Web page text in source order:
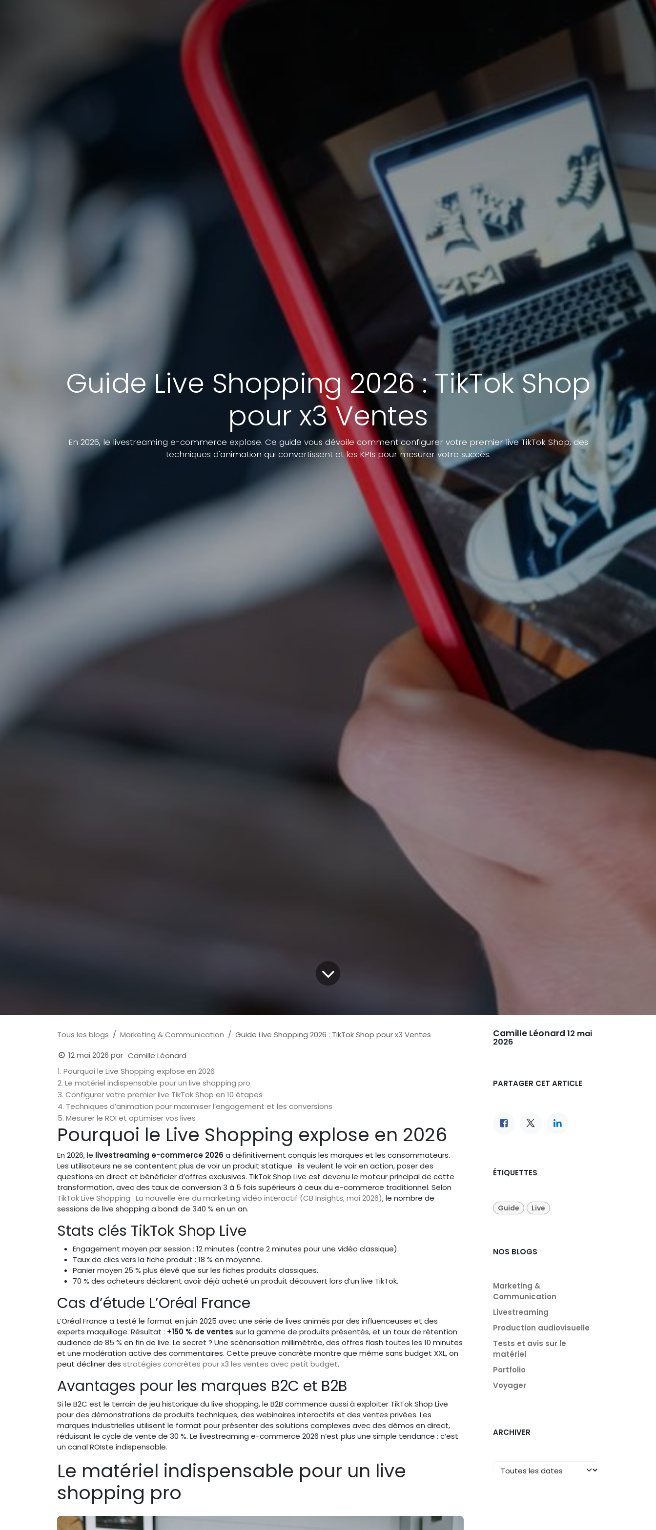
Guide Live Shopping 2026 : TikTok Shop
pour x3 Ventes
En 2026, le livestreaming e-commerce explose. Ce guide vous dévoile comment configurer votre premier live TikTok Shop, des
techniques d'animation qui convertissent et les KPIs pour mesurer votre succès.
Tous les blogs Marketing & Communication
Guide Live Shopping 2026 : TikTok Shop pour x3 Ventes
12 mai 2026 par Camille Léonard
1. Pourquoi le Live Shopping explose en 2026
2. Le matériel indispensable pour un live shopping pro
3. Configurer votre premier live TikTok Shop en 10 étapes
4. Techniques d’animation pour maximiser l’engagement et les conversions
5. Mesurer le ROI et optimiser vos lives
Pourquoi le Live Shopping explose en 2026
En 2026, le livestreaming e-commerce 2026 a définitivement conquis les marques et les consommateurs.
Les utilisateurs ne se contentent plus de voir un produit statique : ils veulent le voir en action, poser des
questions en direct et bénéficier d’offres exclusives. TikTok Shop Live est devenu le moteur principal de cette
transformation, avec des taux de conversion 3 à 5 fois supérieurs à ceux du e-commerce traditionnel. Selon
TikTok Live Shopping : La nouvelle ère du marketing vidéo interactif (CB Insights, mai 2026), le nombre de
sessions de live shopping a bondi de 340 % en un an.
Stats clés TikTok Shop Live
Engagement moyen par session : 12 minutes (contre 2 minutes pour une vidéo classique).
Taux de clics vers la fiche produit : 18 % en moyenne.
Panier moyen 25 % plus élevé que sur les fiches produits classiques.
70 % des acheteurs déclarent avoir déjà acheté un produit découvert lors d’un live TikTok.
Cas d’étude L’Oréal France
L’Oréal France a testé le format en juin 2025 avec une série de lives animés par des influenceuses et des
experts maquillage. Résultat : +150 % de ventes sur la gamme de produits présentés, et un taux de rétention
audience de 85 % en fin de live. Le secret ? Une scénarisation millimétrée, des offres flash toutes les 10 minutes
et une modération active des commentaires. Cette preuve concrète montre que même sans budget XXL, on
peut décliner des stratégies concrètes pour x3 les ventes avec petit budget.
Avantages pour les marques B2C et B2B
Si le B2C est le terrain de jeu historique du live shopping, le B2B commence aussi à exploiter TikTok Shop Live
pour des démonstrations de produits techniques, des webinaires interactifs et des ventes privées. Les
marques industrielles utilisent le format pour présenter des solutions complexes avec des démos en direct,
réduisant le cycle de vente de 30 %. Le livestreaming e-commerce 2026 n’est plus une simple tendance : c’est
un canal ROIste indispensable.
Le matériel indispensable pour un live
shopping pro
Camille Léonard 12 mai
2026
PARTAGER CET ARTICLE
ÉTIQUETTES
Guide Live
NOS BLOGS
Marketing &
Communication
Livestreaming
Production audiovisuelle
Tests et avis sur le
matériel
Portfolio
Voyager
ARCHIVER